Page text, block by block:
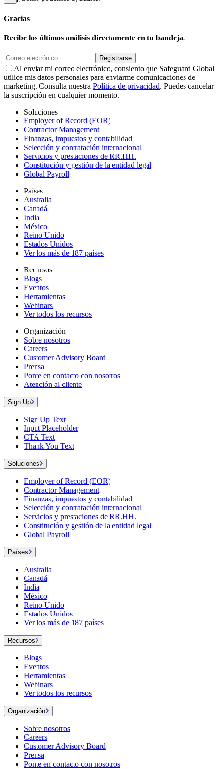
Gracias
Recibe los últimos análisis directamente en tu bandeja.
Registrarse
Al enviar mi correo electrónico, consiento que Safeguard Global
utilice mis datos personales para enviarme comunicaciones de
marketing. Consulta nuestra Política de privacidad. Puedes cancelar
la suscripción en cualquier momento.
Soluciones
Employer of Record (EOR)
Contractor Management
Finanzas, impuestos y contabilidad
Selección y contratación internacional
Servicios y prestaciones de RR.HH.
Constitución y gestión de la entidad legal
Global Payroll
Países
Australia
Canadá
India
México
Reino Unido
Estados Unidos
Ver los más de 187 países
Recursos
Blogs
Eventos
Herramientas
Webinars
Ver todos los recursos
Organización
Sobre nosotros
Careers
Customer Advisory Board
Prensa
Ponte en contacto con nosotros
Atención al cliente
Sign Up
Sign Up Text
Input Placeholder
CTA Text
Thank You Text
Soluciones
Employer of Record (EOR)
Contractor Management
Finanzas, impuestos y contabilidad
Selección y contratación internacional
Servicios y prestaciones de RR.HH.
Constitución y gestión de la entidad legal
Global Payroll
Países
Australia
Canadá
India
México
Reino Unido
Estados Unidos
Ver los más de 187 países
Recursos
Blogs
Eventos
Herramientas
Webinars
Ver todos los recursos
Organización
Sobre nosotros
Careers
Customer Advisory Board
Prensa
Ponte en contacto con nosotros